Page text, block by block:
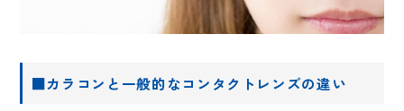
■カラコンと一般的なコンタクトレンズの違い